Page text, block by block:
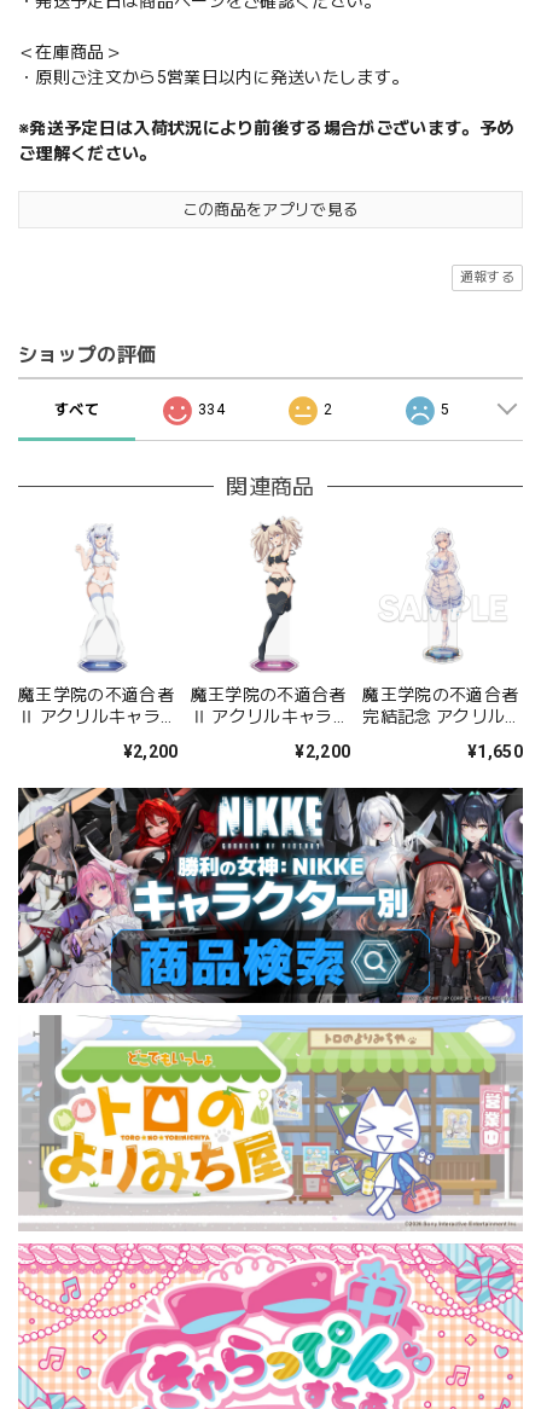
＜在庫商品＞
・原則ご注文から5営業日以内に発送いたします。
※発送予定日は入荷状況により前後する場合がございます。予め
ご理解ください。
この商品をアプリで見る
通報する
ショップの評価
すべて 334 2 5
関連商品
魔王学院の不適合者
Ⅱ アクリルキャラス
ャ・ネクロン］ 【描
¥2,200
魔王学院の不適合者
Ⅱ アクリルキャラス
ャ・ネクロン］ 【描
¥2,200
魔王学院の不適合者
完結記念 アクリルス
ーシャ･ネクロン¥1,650